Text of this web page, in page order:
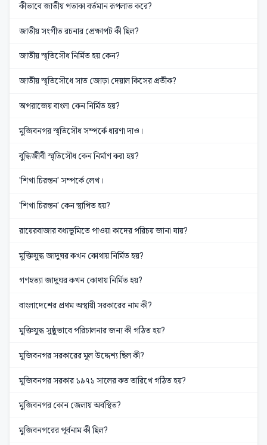
কীভাবে জাতীয় পতাকা বর্তমান রূপলাভ করে?
জাতীয় সংগীত রচনার প্রেক্ষাপট কী ছিল?
জাতীয় স্মৃতিসৌধ নির্মিত হয় কেন?
জাতীয় স্মৃতিসৌধে সাত জোড়া দেয়াল কিসের প্রতীক?
অপরাজেয় বাংলা কেন নির্মিত হয়?
মুজিবনগর স্মৃতিসৌধ সম্পর্কে ধারণা দাও।
বুদ্ধিজীবী স্মৃতিসৌধ কেন নির্মাণ করা হয়?
'শিখা চিরন্তন' সম্পর্কে লেখ।
'শিখা চিরন্তন' কেন স্থাপিত হয়?
রায়েরবাজার বধ্যভূমিতে পাওয়া কাদের পরিচয় জানা যায়?
মুক্তিযুদ্ধ জাদুঘর কখন কোথায় নির্মিত হয়?
গণহত্যা জাদুঘর কখন কোথায় নির্মিত হয়?
বাংলাদেশের প্রথম অস্থায়ী সরকারের নাম কী?
মুক্তিযুদ্ধ সুষ্ঠুভাবে পরিচালনার জন্য কী গঠিত হয়?
মুজিবনগর সরকারের মূল উদ্দেশ্য ছিল কী?
মুজিবনগর সরকার ১৯৭১ সালের কত তারিখে গঠিত হয়?
মুজিবনগর কোন জেলায় অবস্থিত?
মুজিবনগরের পূর্বনাম কী ছিল?